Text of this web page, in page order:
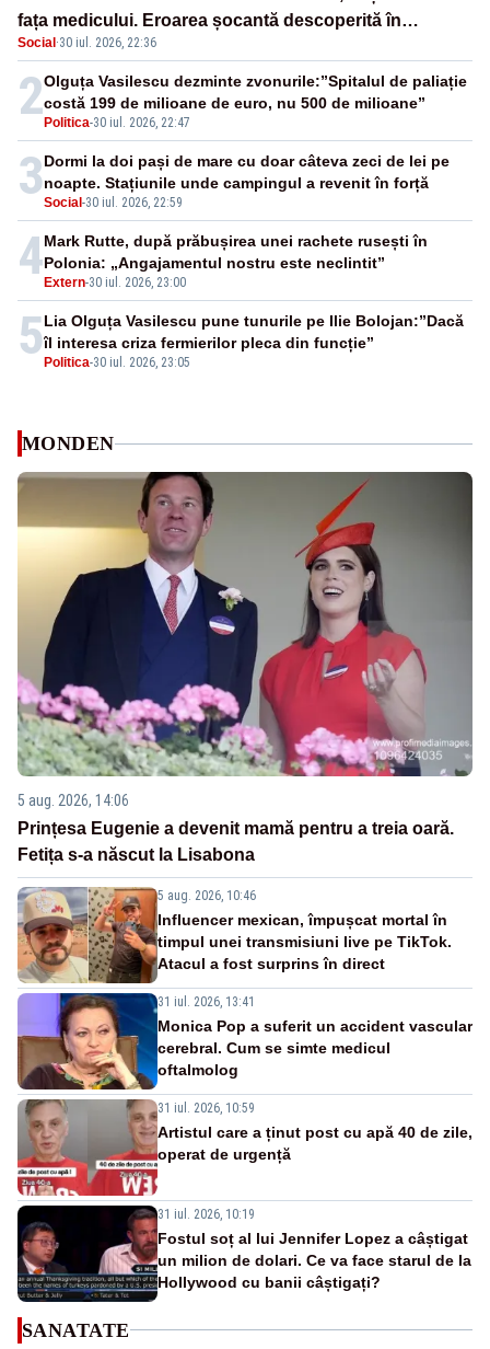
fața medicului. Eroarea șocantă descoperită în
sistemul statului
Social ·30 iul. 2026, 22:36
2 Politica-30 iul. 2026, 22:47
Olguța Vasilescu dezminte zvonurile:”Spitalul de paliație
costă 199 de milioane de euro, nu 500 de milioane”
3Social -30 iul. 2026, 22:59
Dormi la doi pași de mare cu doar câteva zeci de lei pe
noapte. Stațiunile unde campingul a revenit în forță
4 Extern-30 iul. 2026, 23:00
Mark Rutte, după prăbușirea unei rachete rusești în
Polonia: „Angajamentul nostru este neclintit”
5 Politica-30 iul. 2026, 23:05
Lia Olguța Vasilescu pune tunurile pe Ilie Bolojan:”Dacă
îl interesa criza fermierilor pleca din funcție”
MONDEN
5 aug. 2026, 14:06
Prințesa Eugenie a devenit mamă pentru a treia oară.
Fetița s-a născut la Lisabona
5 aug. 2026, 10:46
Influencer mexican, împușcat mortal în
timpul unei transmisiuni live pe TikTok.
Atacul a fost surprins în direct
31 iul. 2026, 13:41
Monica Pop a suferit un accident vascular
cerebral. Cum se simte medicul
oftalmolog
31 iul. 2026, 10:59
Artistul care a ținut post cu apă 40 de zile,
operat de urgență
31 iul. 2026, 10:19
Fostul soț al lui Jennifer Lopez a câștigat
un milion de dolari. Ce va face starul de la
Hollywood cu banii câștigați?
SANATATE